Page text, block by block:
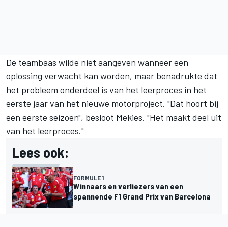
De teambaas wilde niet aangeven wanneer een
oplossing verwacht kan worden, maar benadrukte dat
het probleem onderdeel is van het leerproces in het
eerste jaar van het nieuwe motorproject. "Dat hoort bij
een eerste seizoen", besloot Mekies. "Het maakt deel uit
van het leerproces."
Lees ook:
FORMULE 1
Winnaars en verliezers van een
spannende F1 Grand Prix van Barcelona